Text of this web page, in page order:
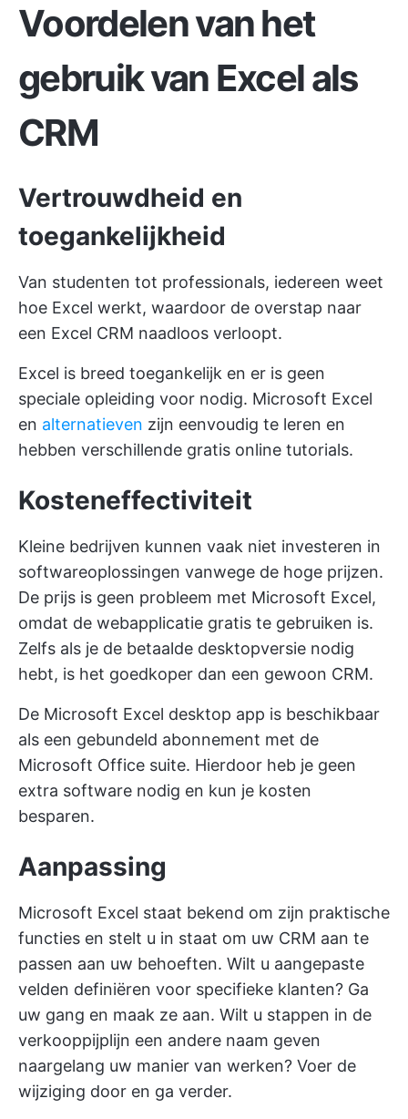
Voordelen van het
gebruik van Excel als
CRM
Vertrouwdheid en
toegankelijkheid
Van studenten tot professionals, iedereen weet
hoe Excel werkt, waardoor de overstap naar
een Excel CRM naadloos verloopt.
Excel is breed toegankelijk en er is geen
speciale opleiding voor nodig. Microsoft Excel
en alternatieven zijn eenvoudig te leren en
hebben verschillende gratis online tutorials.
Kosteneffectiviteit
Kleine bedrijven kunnen vaak niet investeren in
softwareoplossingen vanwege de hoge prijzen.
De prijs is geen probleem met Microsoft Excel,
omdat de webapplicatie gratis te gebruiken is.
Zelfs als je de betaalde desktopversie nodig
hebt, is het goedkoper dan een gewoon CRM.
De Microsoft Excel desktop app is beschikbaar
als een gebundeld abonnement met de
Microsoft Office suite. Hierdoor heb je geen
extra software nodig en kun je kosten
besparen.
Aanpassing
Microsoft Excel staat bekend om zijn praktische
functies en stelt u in staat om uw CRM aan te
passen aan uw behoeften. Wilt u aangepaste
velden definiëren voor specifieke klanten? Ga
uw gang en maak ze aan. Wilt u stappen in de
verkooppijplijn een andere naam geven
naargelang uw manier van werken? Voer de
wijziging door en ga verder.